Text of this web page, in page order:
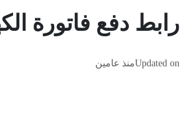
رابط دفع فاتورة
Updated onمنذ عامين